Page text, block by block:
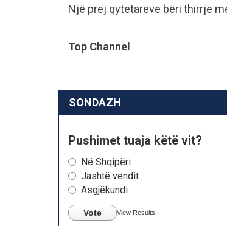
Një prej qytetarëve bëri thirrje
Top Channel
SONDAZH
Pushimet tuaja këtë vit?
Në Shqipëri
Jashtë vendit
Asgjëkundi
Vote View Results